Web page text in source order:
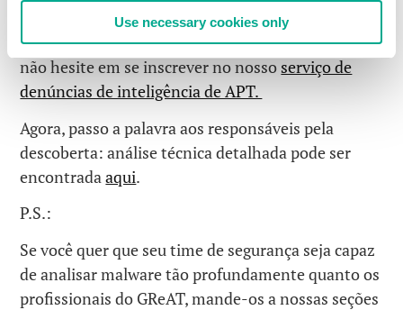
Use necessary cookies only
dos nossos especialistas do Securelist, e se tiver
interesse de obter mais inteligência profissional,
não hesite em se inscrever no nosso serviço de
denúncias de inteligência de APT.
Agora, passo a palavra aos responsáveis pela
descoberta: análise técnica detalhada pode ser
encontradaaqui.
P.S.:
Se você quer que seu time de segurança seja capaz
de analisar malware tão profundamente quanto os
profissionais do GReAT, mande-os a nossas seções